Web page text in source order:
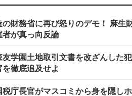
の財務省に再び怒りのデモ！ 麻生
者が真っ向反論
友学園土地取引文書を改ざんした
を徹底追及せよ
税庁長官がマスコミから身を隠し